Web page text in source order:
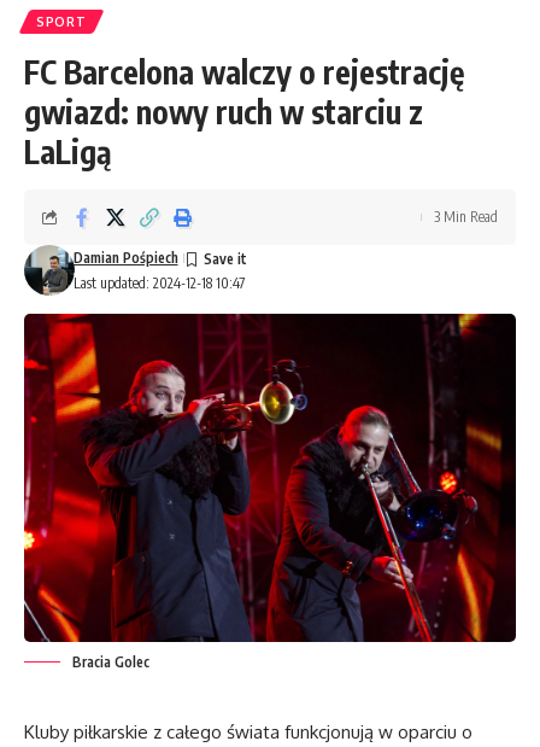
SPORT
FC Barcelona walczy o rejestrację
gwiazd: nowy ruch w starciu z
LaLigą
Last updated: 2024-12-18 10:47
Damian Pośpiech
3 Min Read
Bracia Golec
Kluby piłkarskie z całego świata funkcjonują w oparciu o